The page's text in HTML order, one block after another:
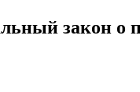
закон